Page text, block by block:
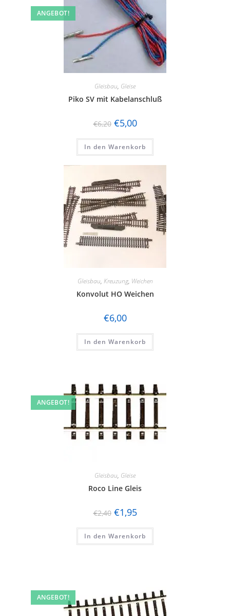
ANGEBOT!
Gleisbau, Gleise
Piko SV mit Kabelanschluß
€6,20 €5,00
In den Warenkorb
Gleisbau, Kreuzung, Weichen
Konvolut HO Weichen
€6,00
In den Warenkorb
ANGEBOT!
Gleisbau, Gleise
Roco Line Gleis
€2,40 €1,95
In den Warenkorb
ANGEBOT!